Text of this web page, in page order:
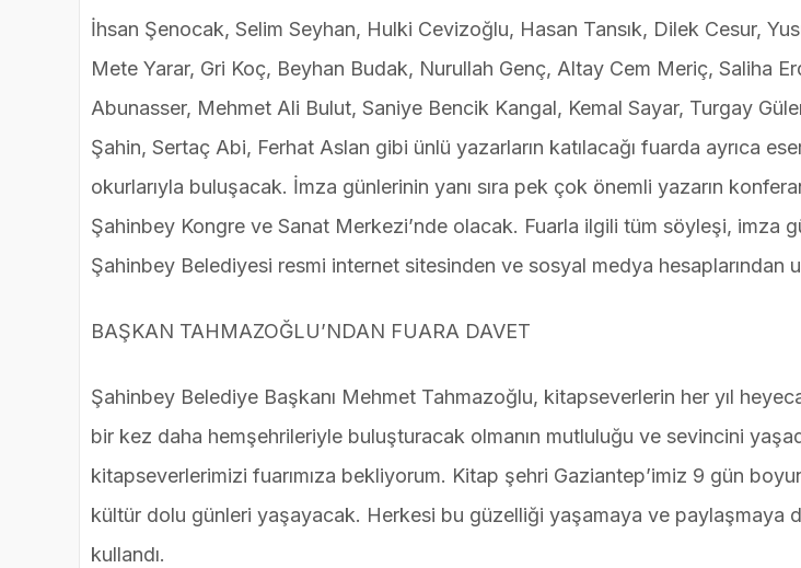
İhsan Şenocak, Selim Seyhan, Hulki Cevizoğlu, Hasan Tansık, Dilek Cesur,
Mete Yarar, Gri Koç, Beyhan Budak, Nurullah Genç, Altay Cem Meriç, Saliha
Abunasser, Mehmet Ali Bulut, Saniye Bencik Kangal, Kemal Sayar, Turgay
Şahin, Sertaç Abi, Ferhat Aslan gibi ünlü yazarların katılacağı fuarda ayrıca
okurlarıyla buluşacak. İmza günlerinin yanı sıra pek çok önemli yazarın
Şahinbey Kongre ve Sanat Merkezi’nde olacak. Fuarla ilgili tüm söyleşi, imza
Şahinbey Belediyesi resmi internet sitesinden ve sosyal medya hesaplarından
BAŞKAN TAHMAZOĞLU’NDAN FUARA DAVET
Şahinbey Belediye Başkanı Mehmet Tahmazoğlu, kitapseverlerin her yıl
bir kez daha hemşehrileriyle buluşturacak olmanın mutluluğu ve sevincini
kitapseverlerimizi fuarımıza bekliyorum. Kitap şehri Gaziantep’imiz 9 gün
kültür dolu günleri yaşayacak. Herkesi bu güzelliği yaşamaya ve paylaşmaya
kullandı.